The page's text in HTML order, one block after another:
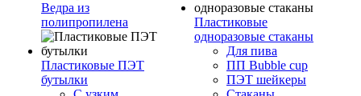
Ведра из
полипропилена
Пластиковые ПЭТ
бутылки
Пластиковые
одноразовые стаканы
Для пива
ПП Bubble cup
ПЭТ шейкеры